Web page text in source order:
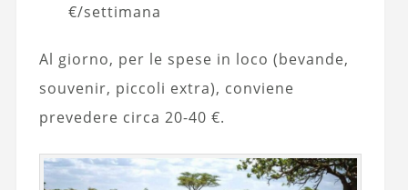
€/settimana
Al giorno, per le spese in loco (bevande,
souvenir, piccoli extra), conviene
prevedere circa 20-40 €.